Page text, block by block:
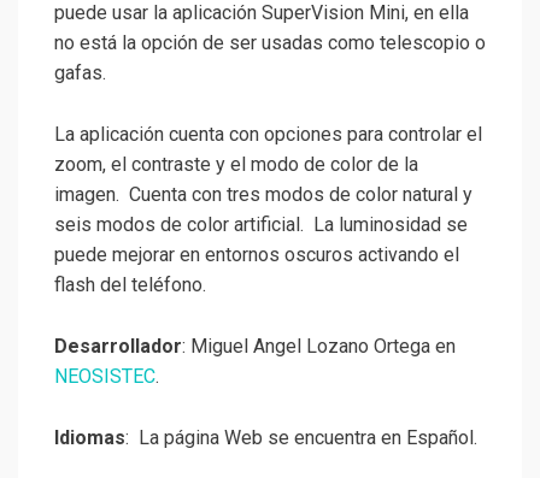
puede usar la aplicación SuperVision Mini, en ella
no está la opción de ser usadas como telescopio o
gafas.
La aplicación cuenta con opciones para controlar el
zoom, el contraste y el modo de color de la
imagen. Cuenta con tres modos de color natural y
seis modos de color artificial. La luminosidad se
puede mejorar en entornos oscuros activando el
flash del teléfono.
Desarrollador: Miguel Angel Lozano Ortega en
NEOSISTEC.
Idiomas: La página Web se encuentra en Español.